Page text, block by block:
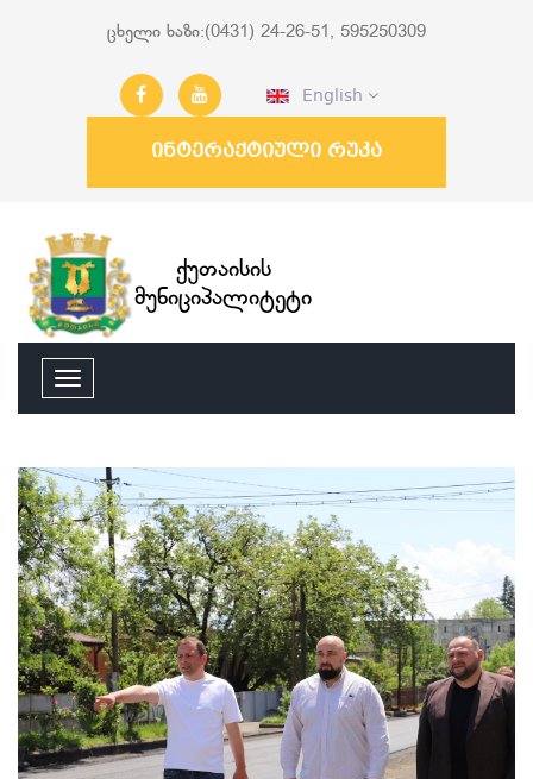
ცხელი ხაზი:(0431) 24-26-51, 595250309
English
ინტერაქტიული რუკა
ქუთაისის
მუნიციპალიტეტი